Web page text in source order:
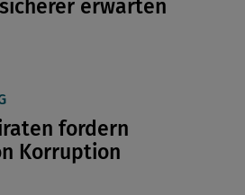
erwarten
fordern
Korruption